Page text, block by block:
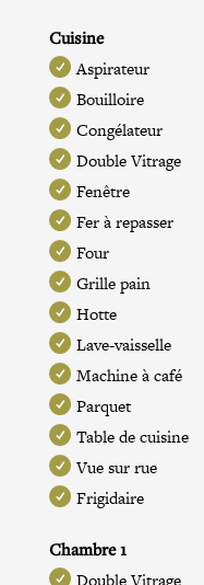
Cuisine
Aspirateur
Bouilloire
Congélateur
Double Vitrage
Fenêtre
Fer à repasser
Four
Grille pain
Hotte
Lave-vaisselle
Machine à café
Parquet
Table de cuisine
Vue sur rue
Frigidaire
Chambre 1
Double Vitrage